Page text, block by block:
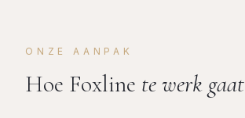
ONZE AANPAK
Hoe Foxline te werk gaat